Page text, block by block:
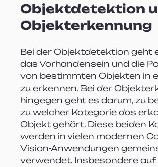
Objektdetektion
Objekterkennung
Bei der Objektdetektion geht
das Vorhandensein und die
von bestimmten Objekten in
zu erkennen. Bei der
hingegen geht es darum, zu
zu welcher Kategorie das
Objekt gehört. Diese beiden
werden in vielen modernen
Vision-Anwendungen
verwendet. Insbesondere auf